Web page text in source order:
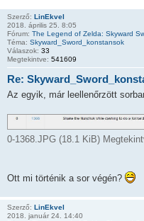
Szerző: LinEkvel
2018. április 25. 8:05
Fórum: The Legend of Zelda: Skyward
Téma: Skyward_Sword_konstansok
Válaszok: 33
Megtekintve: 541609
Re:
Az egyik, már leellenőrzött
0-1368.JPG (18.1 KiB)
Ott mi történik a sor végén?
Szerző: LinEkvel
2018. január 24. 14:40